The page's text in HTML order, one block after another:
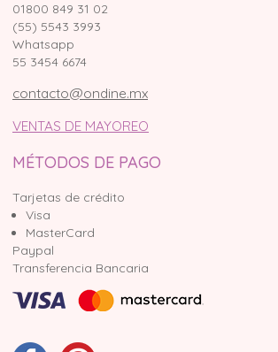
01800 849 31 02
(55) 5543 3993
Whatsapp
55 3454 6674
contacto@ondine.mx
VENTAS DE MAYOREO
MÉTODOS DE PAGO
Tarjetas de crédito
Visa
MasterCard
Paypal
Transferencia Bancaria